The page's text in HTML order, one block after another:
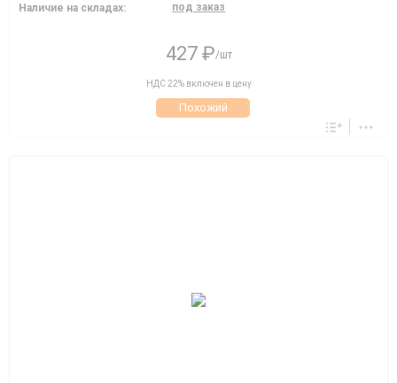
Наличие на складах:
под заказ
427 ₽/шт
НДС 22% включен в цену
Похожий